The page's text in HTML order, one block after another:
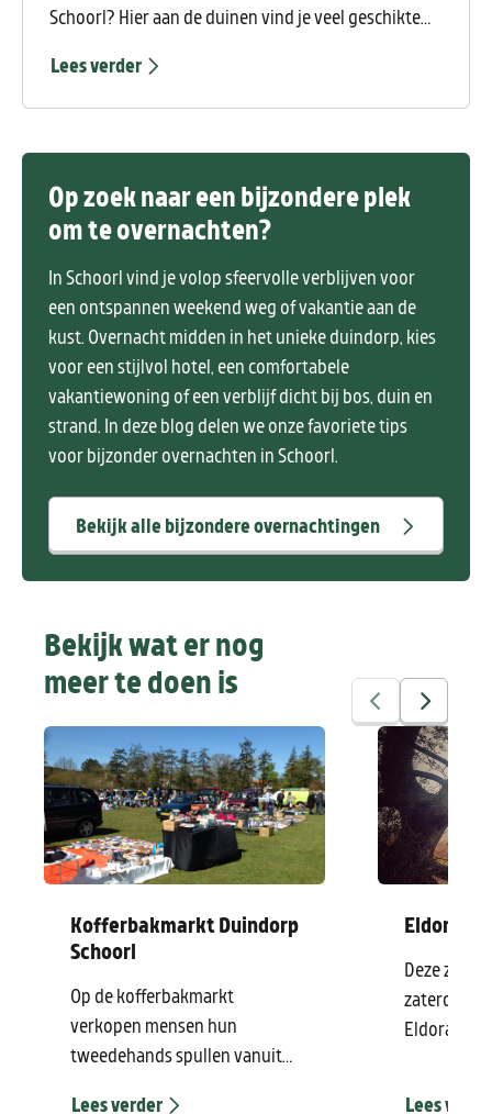
Schoorl? Hier aan de duinen vind je veel geschikte
Lees verder
Op zoek naar een bijzondere plek
om te overnachten?
In Schoorl vind je volop sfeervolle verblijven voor
een ontspannen weekend weg of vakantie aan de
kust. Overnacht midden in het unieke duindorp, kies
voor een stijlvol hotel, een comfortabele
vakantiewoning of een verblijf dicht bij bos, duin en
strand. In deze blog delen we onze favoriete tips
voor bijzonder overnachten in Schoorl.
Bekijk alle bijzondere overnachtingen
Bekijk wat er nog
meer te doen is
Kofferbakmarkt Duindorp
Schoorl
Op de kofferbakmarkt
verkopen mensen hun
tweedehands spullen vanuit
Lees verder
Eldorado
Deze
Eldorado
Lees